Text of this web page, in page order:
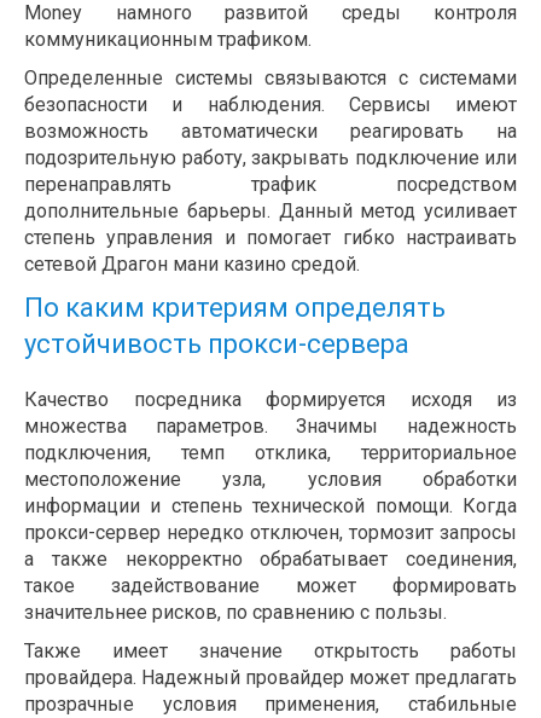
Money намного развитой среды контроля
коммуникационным трафиком.
Определенные системы связываются с системами
безопасности и наблюдения. Сервисы имеют
возможность автоматически реагировать на
подозрительную работу, закрывать подключение или
перенаправлять трафик посредством
дополнительные барьеры. Данный метод усиливает
степень управления и помогает гибко настраивать
сетевой Драгон мани казино средой.
По каким критериям определять
устойчивость прокси-сервера
Качество посредника формируется исходя из
множества параметров. Значимы надежность
подключения, темп отклика, территориальное
местоположение узла, условия обработки
информации и степень технической помощи. Когда
прокси-сервер нередко отключен, тормозит запросы
а также некорректно обрабатывает соединения,
такое задействование может формировать
значительнее рисков, по сравнению с пользы.
Также имеет значение открытость работы
провайдера. Надежный провайдер может предлагать
прозрачные условия применения, стабильные